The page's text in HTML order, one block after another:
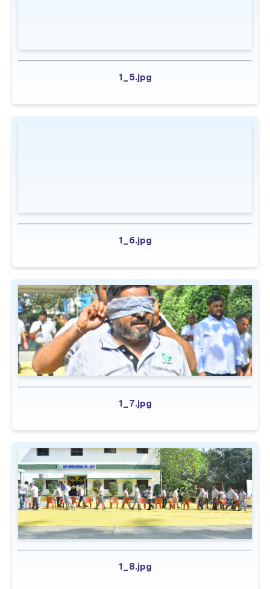
1_5.jpg
1_6.jpg
1_7.jpg
1_8.jpg